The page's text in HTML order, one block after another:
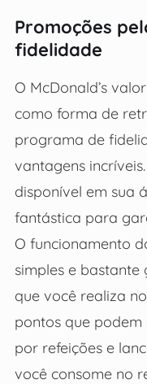
Promoções
fidelidade
O McDonald’s
como forma de
programa de
vantagens
disponível em sua
fantástica para
O funcionamento
simples e
que você realiza
pontos que
por refeições e
você consome no